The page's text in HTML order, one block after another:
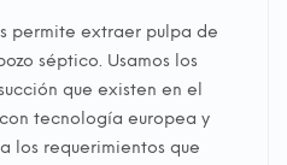
permite extraer pulpa de
séptico. Usamos los
que existen en el
tecnología europea y
los requerimientos que